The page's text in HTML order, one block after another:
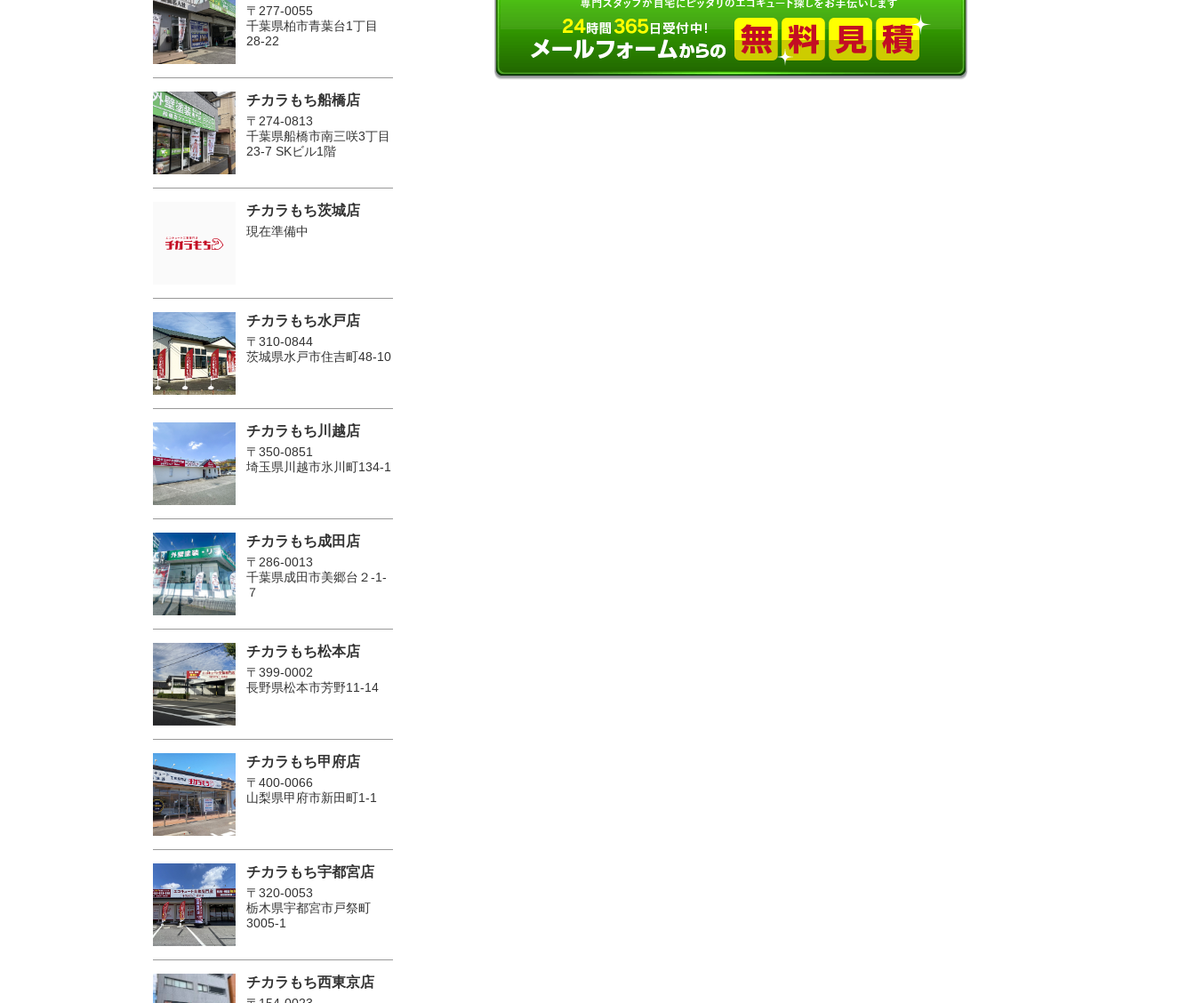
〒277-0055
千葉県柏市青葉台1丁目
28-22
チカラもち船橋店
〒274-0813
千葉県船橋市南三咲3丁目
23-7 SKビル1階
チカラもち茨城店
現在準備中
チカラもち水戸店
〒310-0844
茨城県水戸市住吉町48-10
チカラもち川越店
〒350-0851
埼玉県川越市氷川町134-1
チカラもち成田店
〒286-0013
千葉県成田市美郷台２‐1‐
７
チカラもち松本店
〒399-0002
長野県松本市芳野11-14
チカラもち甲府店
〒400-0066
山梨県甲府市新田町1-1
チカラもち宇都宮店
〒320-0053
栃木県宇都宮市戸祭町
3005-1
チカラもち西東京店